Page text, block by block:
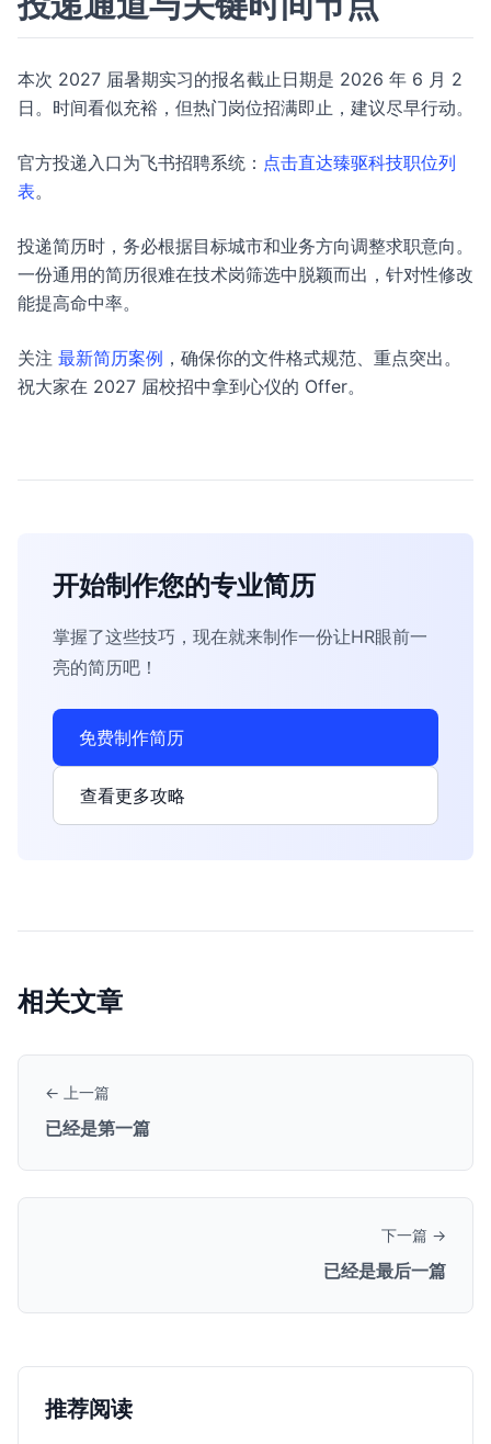
本次 2027 届暑期实习的报名截止日期是 2026 年 6 月 2
日。时间看似充裕，但热门岗位招满即止，建议尽早行动。
官方投递入口为飞书招聘系统： 点击直达臻驱科技职位列
表。
投递简历时，务必根据目标城市和业务方向调整求职意向。
一份通用的简历很难在技术岗筛选中脱颖而出，针对性修改
能提高命中率。
关注 最新简历案例 ，确保你的文件格式规范、重点突出。
祝大家在 2027 届校招中拿到心仪的 Offer。
开始制作您的专业简历
掌握了这些技巧，现在就来制作一份让HR眼前一
亮的简历吧！
免费制作简历
查看更多攻略
相关文章
← 上一篇
已经是第一篇
下一篇 →
已经是最后一篇
推荐阅读